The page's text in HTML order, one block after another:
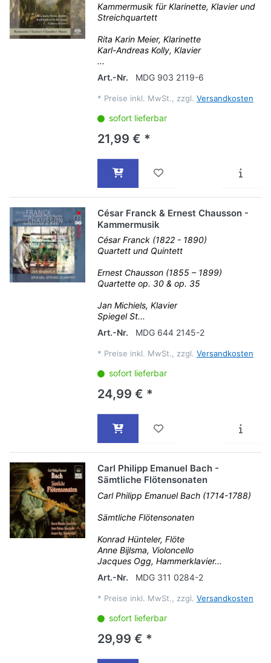
Kammermusik für Klarinette, Klavier und
Streichquartett
Rita Karin Meier, Klarinette
Karl-Andreas Kolly, Klavier
...
Art.-Nr.
MDG 903 2119-6
* Preise inkl. MwSt., zzgl. Versandkosten
sofort lieferbar
21,99 € *
César Franck & Ernest Chausson -
Kammermusik
César Franck (1822 - 1890)
Quartett und Quintett
Ernest Chausson (1855 – 1899)
Quartette op. 30 & op. 35
Jan Michiels, Klavier
Spiegel St...
Art.-Nr.
MDG 644 2145-2
* Preise inkl. MwSt., zzgl. Versandkosten
sofort lieferbar
24,99 € *
Carl Philipp Emanuel Bach -
Sämtliche Flötensonaten
Carl Philipp Emanuel Bach (1714-1788)
Sämtliche Flötensonaten
Konrad Hünteler, Flöte
Anne Bijlsma, Violoncello
Jacques Ogg, Hammerklavier...
Art.-Nr.
MDG 311 0284-2
* Preise inkl. MwSt., zzgl. Versandkosten
sofort lieferbar
29,99 € *